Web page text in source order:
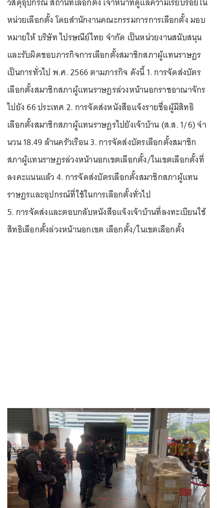
หน่วยเลือกตั้ง โดยสำนักงานคณะกรรมการการเลือกตั้ง มอบ
หมายให้ บริษัท ไปรษณีย์ไทย จำกัด เป็นหน่วยงานสนับสนุน
และรับผิดชอบภารกิจการเลือกตั้งสมาชิกสภาผู้แทนราษฎร
เป็นการทั่วไป พ.ศ. 2566 ตามภารกิจ ดังนี้ 1. การจัดส่งบัตร
เลือกตั้งสมาชิกสภาผู้แทนราษฎรล่วงหน้านอกราชอาณาจักร
ไปยัง 66 ประเทศ 2. การจัดส่งหนังสือแจ้งรายชื่อผู้มีสิทธิ
เลือกตั้งสมาชิกสภาผู้แทนราษฎรไปยังเจ้าบ้าน (ส.ส. 1/6) จํา
นวน 18.49 ล้านครัวเรือน 3. การจัดส่งบัตรเลือกตั้งสมาชิก
สภาผู้แทนราษฎรล่วงหน้านอกเขตเลือกตั้ง/ในเขตเลือกตั้งที่
ลงคะแนนแล้ว 4. การจัดส่งบัตรเลือกตั้งสมาชิกสภาผู้แทน
ราษฎรและอุปกรณ์ที่ใช้ในการเลือกตั้งทั่วไป
5. การจัดส่งและตอบกลับหนังสือแจ้งเจ้าบ้านที่ลงทะเบียนใช้
สิทธิเลือกตั้งล่วงหน้านอกเขต เลือกตั้ง/ในเขตเลือกตั้ง